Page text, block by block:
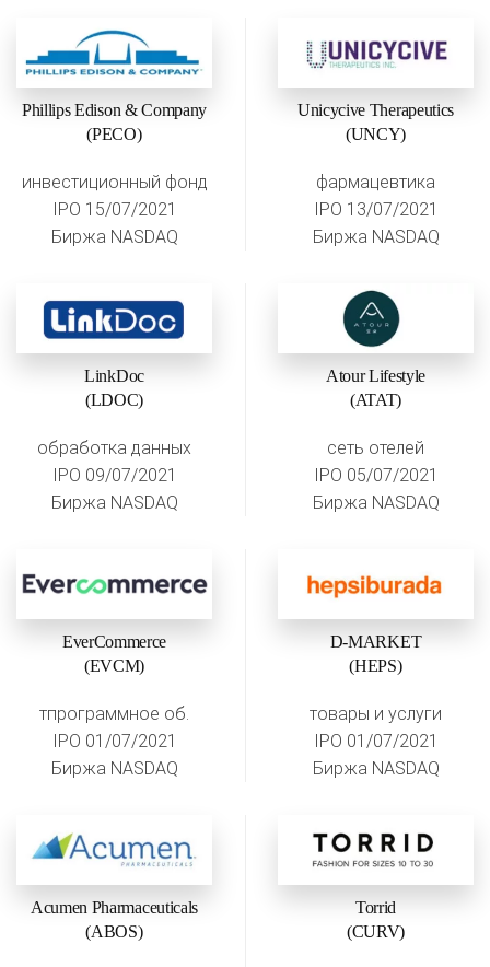
Phillips Edison & Company
(PECO)
инвестиционный фонд
IPO 15/07/2021
Биржа NASDAQ
Unicycive Therapeutics
(UNCY)
фармацевтика
IPO 13/07/2021
Биржа NASDAQ
LinkDoc
(LDOC)
обработка данных
IPO 09/07/2021
Биржа NASDAQ
Atour Lifestyle
(ATAT)
сеть отелей
IPO 05/07/2021
Биржа NASDAQ
EverCommerce
(EVCM)
тпрограммное об.
IPO 01/07/2021
Биржа NASDAQ
D-MARKET
(HEPS)
товары и услуги
IPO 01/07/2021
Биржа NASDAQ
Acumen Pharmaceuticals
(ABOS)
Torrid
(CURV)